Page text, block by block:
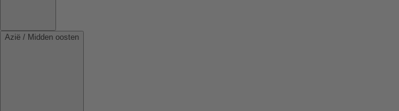
Azië / Midden oosten